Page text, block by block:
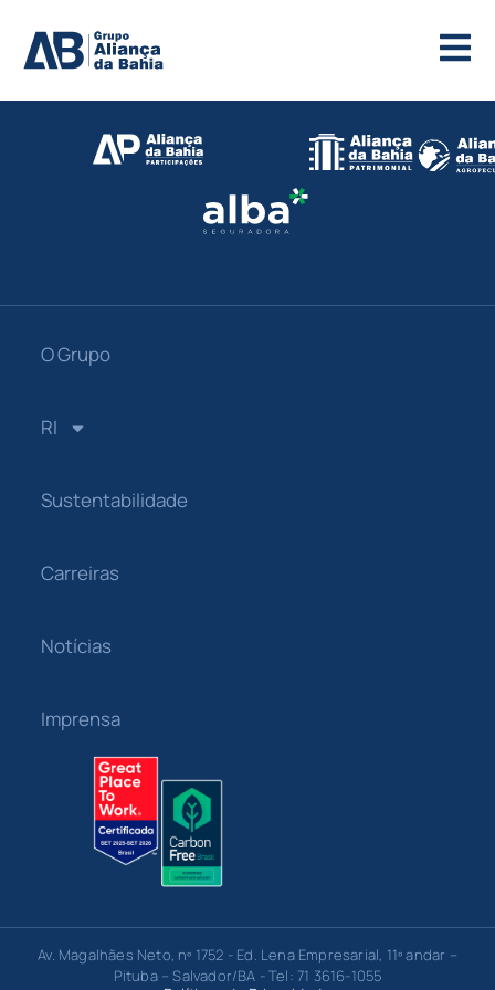
O Grupo
RI
Sustentabilidade
Carreiras
Notícias
Imprensa
Av. Magalhães Neto, nº 1752 - Ed. Lena Empresarial, 11º andar –
Pituba – Salvador/BA - Tel: 71 3616-1055